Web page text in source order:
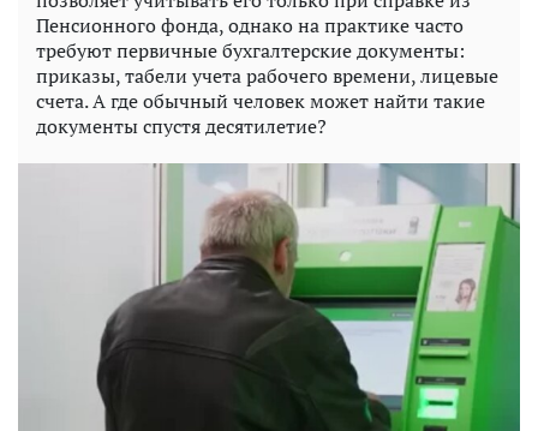
Пенсионного фонда, однако на практике часто
требуют первичные бухгалтерские документы:
приказы, табели учета рабочего времени, лицевые
счета. А где обычный человек может найти такие
документы спустя десятилетие?